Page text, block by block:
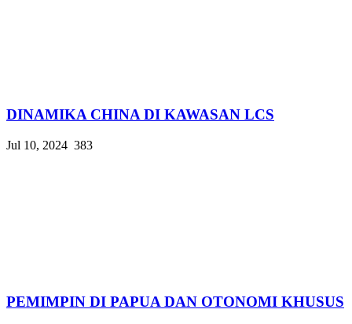
DINAMIKA CHINA DI KAWASAN LCS
Jul 10, 2024 383
PEMIMPIN DI PAPUA DAN OTONOMI KHUSUS